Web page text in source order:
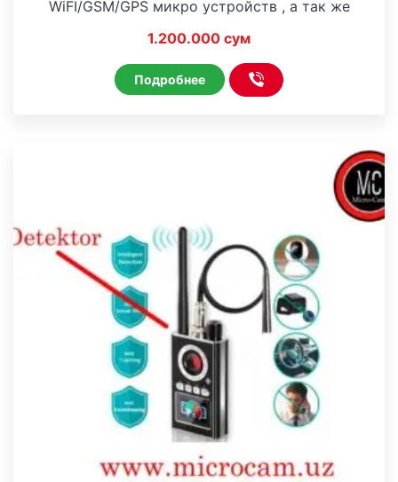
WiFI/GSM/GPS микро устройств , а так же
1.200.000 сум
Подробнее